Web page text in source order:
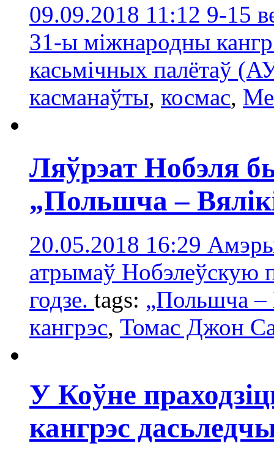
09.09.2018 11:12 9-15
31-ы міжнародны
касьмічных палётаў
касманаўты, космас,
Ляўрэат Нобэля
„Польшча –
20.05.2018 16:29
атрымаў Нобэлеўскую
годзе. tags: „Польшча –
кaнгрэс, Томас Джон
У Коўне
кангрэс